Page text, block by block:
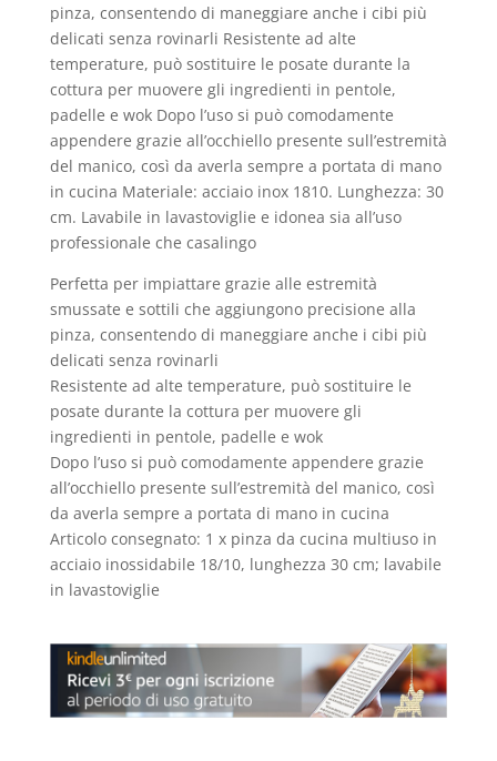
pinza, consentendo di maneggiare anche i cibi più
delicati senza rovinarli Resistente ad alte
temperature, può sostituire le posate durante la
cottura per muovere gli ingredienti in pentole,
padelle e wok Dopo l’uso si può comodamente
appendere grazie all’occhiello presente sull’estremità
del manico, così da averla sempre a portata di mano
in cucina Materiale: acciaio inox 1810. Lunghezza: 30
cm. Lavabile in lavastoviglie e idonea sia all’uso
professionale che casalingo
Perfetta per impiattare grazie alle estremità
smussate e sottili che aggiungono precisione alla
pinza, consentendo di maneggiare anche i cibi più
delicati senza rovinarli
Resistente ad alte temperature, può sostituire le
posate durante la cottura per muovere gli
ingredienti in pentole, padelle e wok
Dopo l’uso si può comodamente appendere grazie
all’occhiello presente sull’estremità del manico, così
da averla sempre a portata di mano in cucina
Articolo consegnato: 1 x pinza da cucina multiuso in
acciaio inossidabile 18/10, lunghezza 30 cm; lavabile
in lavastoviglie